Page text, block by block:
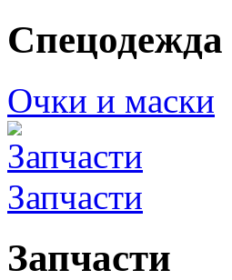
Спецодежда
Очки и маски
Запчасти
Запчасти